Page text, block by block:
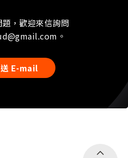
，歡迎來信詢問
。
E-mail